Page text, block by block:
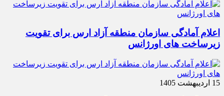
اعلام آمادگی سازمان منطقه آزاد ارس برای تقویت
زیرساخت‌ های اورژانس
15 اردیبهشت 1405